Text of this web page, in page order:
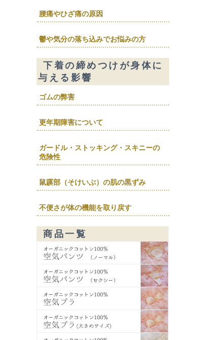
腰痛やひざ痛の原因
鬱や気分の落ち込みでお悩みの方
下着の締めつけが身体に
与える影響
ゴムの弊害
更年期障害について
ガードル・ストッキング・スキニーの
危険性
鼠蹊部（そけいぶ）の肌の黒ずみ
不便さが体の機能を取り戻す
商品一覧